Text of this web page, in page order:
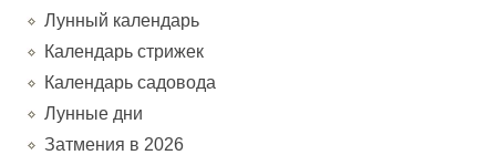
Лунный календарь
Календарь стрижек
Календарь садовода
Лунные дни
Затмения в 2026